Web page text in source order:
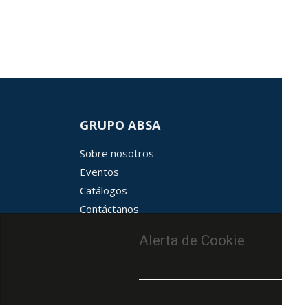
Alerta de Cookie
GRUPO ABSA
Sobre nosotros
Eventos
Catálogos
Contáctanos